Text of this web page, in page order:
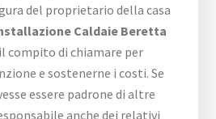
del proprietario della casa
Caldaie Beretta
compito di chiamare per
e sostenerne i costi. Se
essere padrone di altre
anche dei relativi